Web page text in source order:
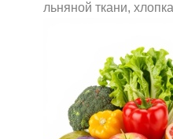
льняной ткани,